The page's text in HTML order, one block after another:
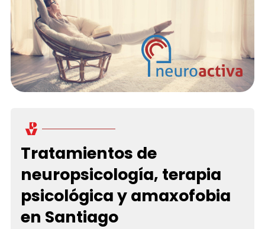
Tratamientos de
neuropsicología, terapia
psicológica y amaxofobia
en Santiago